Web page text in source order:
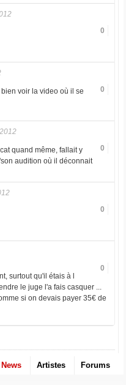
0
0
voir la video où il se
0
quand même, fallait y
audition où il déconnait
0
0
surtout qu'il étais à l
le juge l'a fais casquer ...
si on devais payer 35€ de
News Artistes Forums